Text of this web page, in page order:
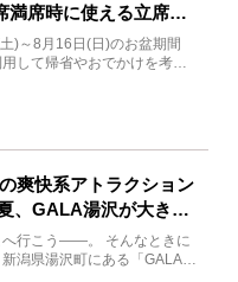
満席時に使える立席特
)～8月16日(日)のお盆期間
して帰省やおでかけを考え
爽快系アトラクション
、GALA湯沢が大きく
へ行こう――。 そんなときに
潟県湯沢町にある「GALA湯